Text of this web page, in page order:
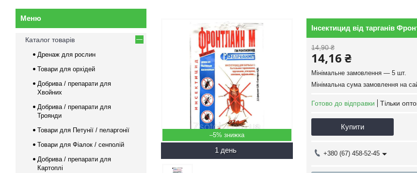
–5%
1 день
Інсектицид від тарганів
14,90 ₴
14,16 ₴
Мінімальне замовлення — 5 шт.
Мінімальна сума замовлення на
Готово до відправки Тільки
Купити
+380 (67) 458-52-45
Каталог товарів
Дренаж для рослин
Товари для орхідей
Добрива / препарати для
Хвойних
Добрива / препарати для
Троянди
Товари для Петунії / пеларгонії
Товари для Фіалок / сенполій
Добрива / препарати для
Картоплі